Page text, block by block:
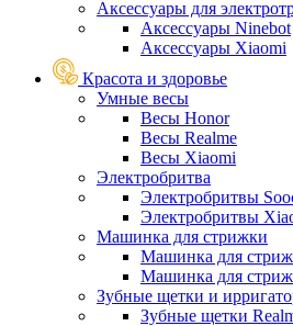
Аксессуары для
Аксессуары Ninebot
Аксессуары Xiaomi
Красота и здоровье
Умные весы
Весы Honor
Весы Realme
Весы Xiaomi
Электробритва
Электробритвы
Электробритвы
Машинка для стрижки
Машинка для
Машинка для
Зубные щетки и
Зубные щетки